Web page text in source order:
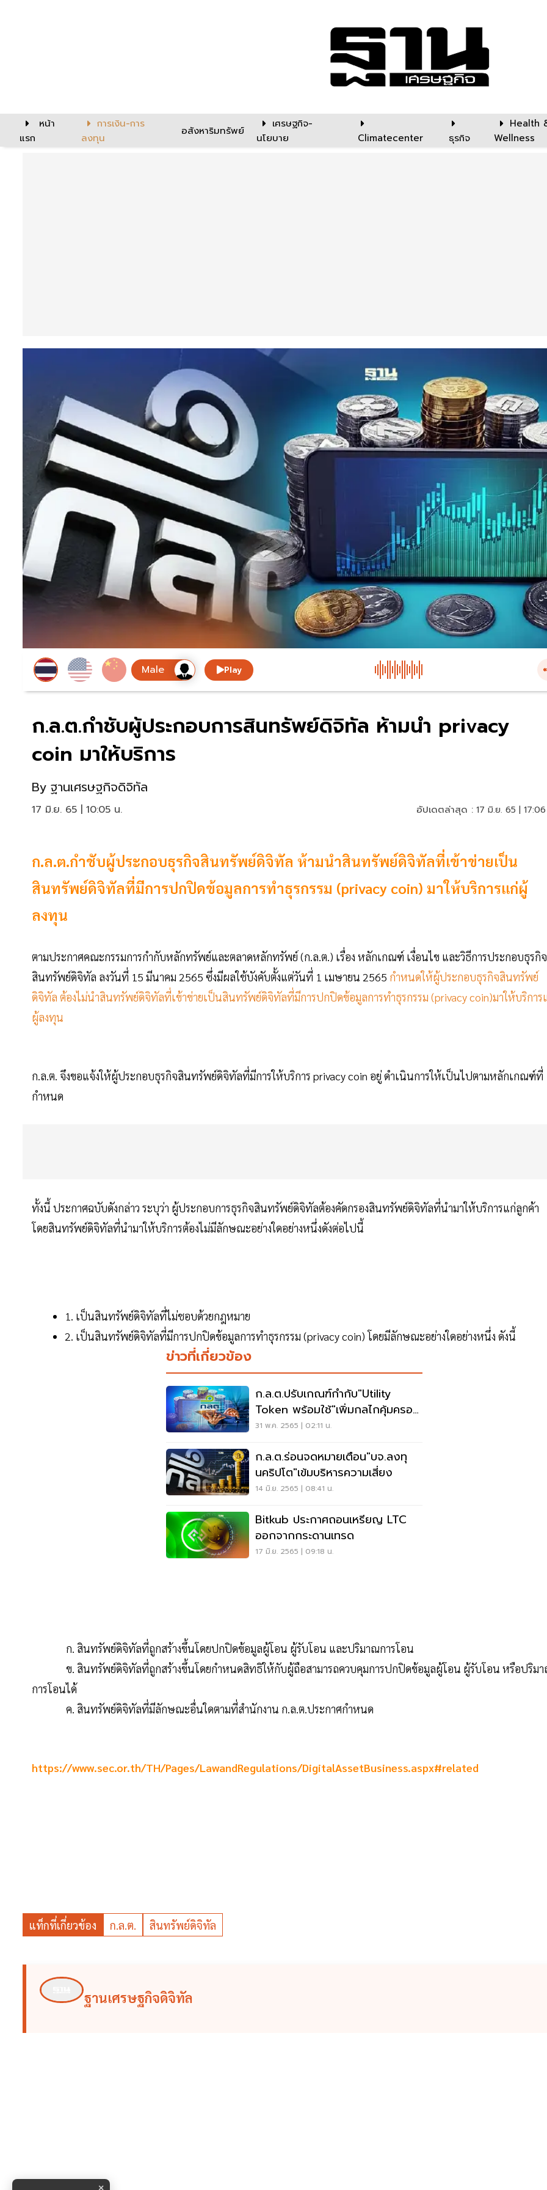
หน้า
แรก
การเงิน-การ
ลงทุน
อสังหาริมทรัพย์
เศรษฐกิจ-
นโยบาย
Climatecenter ธุรกิจ
Health
Wellness
Play
ก.ล.ต.กำชับผู้ประกอบการสินทรัพย์ดิจิทัล ห้ามนำ privacy
coin มาให้บริการ
By ฐานเศรษฐกิจดิจิทัล
17 มิ.ย. 65 | 10:05 น. อัปเดตล่าสุด : 17 มิ.ย. 65 |
ก.ล.ต.กำชับผู้ประกอบธุรกิจสินทรัพย์ดิจิทัล ห้ามนำสินทรัพย์ดิจิทัลที่เข้าข่ายเป็น
สินทรัพย์ดิจิทัลที่มีการปกปิดข้อมูลการทำธุรกรรม (privacy coin) มาให้บริการแก่ผู้
ลงทุน
ตามประกาศคณะกรรมการกำกับหลักทรัพย์และตลาดหลักทรัพย์ (ก.ล.ต.) เรื่อง หลักเกณฑ์ เงื่อนไข และวิธีการประกอบธุรกิจ
สินทรัพย์ดิจิทัล ลงวันที่ 15 มีนาคม 2565 ซึ่งมีผลใช้บังคับตั้งแต่วันที่ 1 เมษายน 2565 กำหนดให้ผู้ประกอบธุรกิจสินทรัพย์
ดิจิทัล ต้องไม่นำสินทรัพย์ดิจิทัลที่เข้าข่ายเป็นสินทรัพย์ดิจิทัลที่มีการปกปิดข้อมูลการทำธุรกรรม (privacy coin)มาให้บริการ
ผู้ลงทุน
ก.ล.ต. จึงขอแจ้งให้ผู้ประกอบธุรกิจสินทรัพย์ดิจิทัลที่มีการให้บริการ privacy coin อยู่ ดำเนินการให้เป็นไปตามหลักเกณฑ์ที่
กำหนด
ทั้งนี้ ประกาศฉบับดังกล่าว ระบุว่า ผู้ประกอบการธุรกิจสินทรัพย์ดิจิทัลต้องคัดกรองสินทรัพย์ดิจิทัลที่นำมาให้บริการแก่ลูกค้า
โดยสินทรัพย์ดิจิทัลที่นำมาให้บริการต้องไม่มีลักษณะอย่างใดอย่างหนึ่งดังต่อไปนี้
1. เป็นสินทรัพย์ดิจิทัลที่ไม่ชอบด้วยกฎหมาย
2. เป็นสินทรัพย์ดิจิทัลที่มีการปกปิดข้อมูลการทำธุรกรรม (privacy coin) โดยมีลักษณะอย่างใดอย่างหนึ่ง ดังนี้
ข่าวที่เกี่ยวข้อง
ก.ล.ต.ปรับเกณฑ์กำกับ"utility
Token พร้อมใช้"เพิ่มกลไกคุ้มครอง
ผู้ลงทุน
31 พ.ค. 2565 | 02:11 น.
ก.ล.ต.ร่อนจดหมายเตือน"บจ.ลงทุ
นคริปโต"เข้มบริหารความเสี่ยง
14 มิ.ย. 2565 | 08:41 น.
Bitkub ประกาศถอนเหรียญ LTC
ออกจากกระดานเทรด
17 มิ.ย. 2565 | 09:18 น.
ก. สินทรัพย์ดิจิทัลที่ถูกสร้างขึ้นโดยปกปิดข้อมูลผู้โอน ผู้รับโอน และปริมาณการโอน
ข. สินทรัพย์ดิจิทัลที่ถูกสร้างขึ้นโดยกำหนดสิทธิให้กับผู้ถือสามารถควบคุมการปกปิดข้อมูลผู้โอน ผู้รับโอน หรือปริม
การโอนได้
ค. สินทรัพย์ดิจิทัลที่มีลักษณะอื่นใดตามที่สำนักงาน ก.ล.ต.ประกาศกำหนด
https://www.sec.or.th/TH/Pages/LawandRegulations/DigitalAssetBusiness.aspx#related
แท็กที่เกี่ยวข้อง ก.ล.ต. สินทรัพย์ดิจิทัล
ฐานเศรษฐกิจดิจิทัล
×